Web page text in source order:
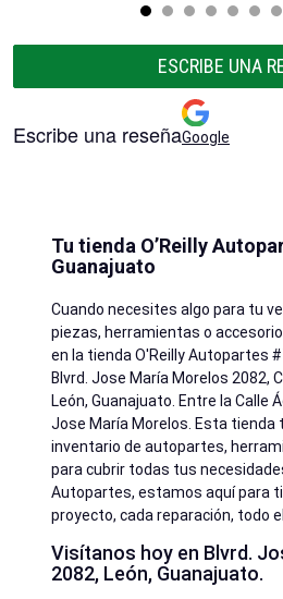
ESCRIBE UNA
Escribe una reseñaGoogle
Tu tienda O’Reilly
Guanajuato
Cuando necesites algo para tu
piezas, herramientas o
en la tienda O'Reilly Autopartes
Blvrd. Jose María Morelos 2082,
León, Guanajuato. Entre la Calle
Jose María Morelos. Esta tienda
inventario de autopartes,
para cubrir todas tus
Autopartes, estamos aquí para
proyecto, cada reparación, todo
Visítanos hoy en Blvrd.
2082, León, Guanajuato.